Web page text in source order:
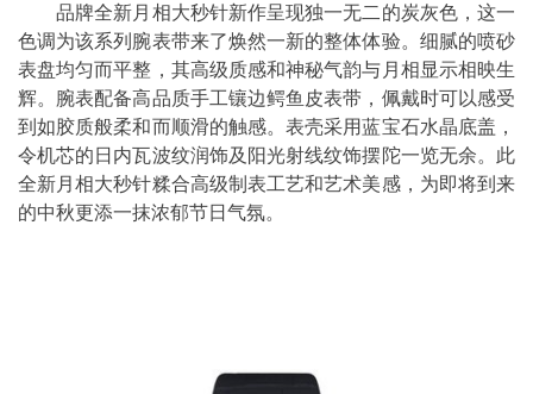
品牌全新月相大秒针新作呈现独一无二的炭灰色，这一
色调为该系列腕表带来了焕然一新的整体体验。细腻的喷砂
表盘均匀而平整，其高级质感和神秘气韵与月相显示相映生
辉。腕表配备高品质手工镶边鳄鱼皮表带，佩戴时可以感受
到如胶质般柔和而顺滑的触感。表壳采用蓝宝石水晶底盖，
令机芯的日内瓦波纹润饰及阳光射线纹饰摆陀一览无余。此
全新月相大秒针糅合高级制表工艺和艺术美感，为即将到来
的中秋更添一抹浓郁节日气氛。